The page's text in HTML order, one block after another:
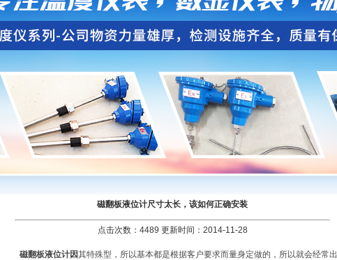
磁翻板液位计尺寸太长，该如何正确安装
点击次数：4489 更新时间：2014-11-28
磁翻板液位计因其特殊型，所以基本都是根据客户要求而量身定做的，所以就会经常出